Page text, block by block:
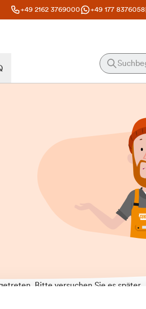
+49 2162 3769000 +49 177 8376058
Bitte versuchen Sie es später